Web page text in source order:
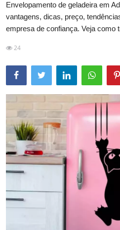
Curso de Envelopamento
Geladeira
Galeria
Envelopamento de geladeira em
vantagens, dicas, preço,
empresa de confiança. Veja como
24